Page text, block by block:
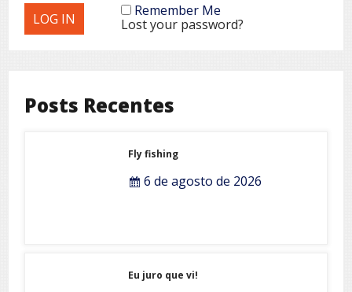
Remember Me
Lost your password?
Posts Recentes
Fly fishing
6 de agosto de 2026
Eu juro que vi!